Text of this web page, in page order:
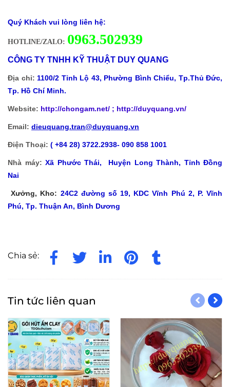
Quý Khách vui lòng liên hệ:
HOTLINE/ZALO: 0963.502939
CÔNG TY TNHH KỸ THUẬT DUY QUANG
Địa chỉ: 1100/2 Tỉnh Lộ 43, Phường Bình Chiểu, Tp.Thủ Đức,
Tp. Hồ Chí Minh.
Website: http://chongam.net/ ; http://duyquang.vn/
Email: dieuquang.tran@duyquang.vn
Điện Thoại: ( +84 28) 3722.2938- 090 858 1001
Nhà máy: Xã Phước Thái, Huyện Long Thành, Tỉnh Đồng
Nai
Xưởng, Kho: 24C2 đường số 19, KDC Vĩnh Phú 2, P. Vĩnh
Phú, Tp. Thuận An, Bình Dương
Chia sẻ:
Tin tức liên quan